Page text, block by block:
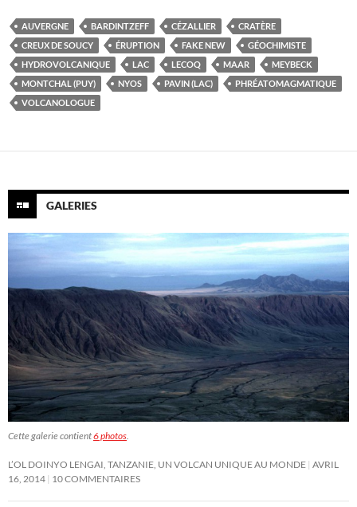
AUVERGNE BARDINTZEFF CÉZALLIER
CRATÈRE
CREUX DE SOUCY
ÉRUPTION FAKE NEW
GÉOCHIMISTE
HYDROVOLCANIQUE
LAC LECOQ MAAR
MEYBECK
MONTCHAL (PUY)
NYOS PAVIN (LAC)
PHRÉATOMAGMATIQUE
VOLCANOLOGUE
GALERIES
Cette galerie contient6 photos.
L’OL DOINYO LENGAI, TANZANIE, UN VOLCAN UNIQUE AU MONDE AVRIL
16, 2014 10 COMMENTAIRES